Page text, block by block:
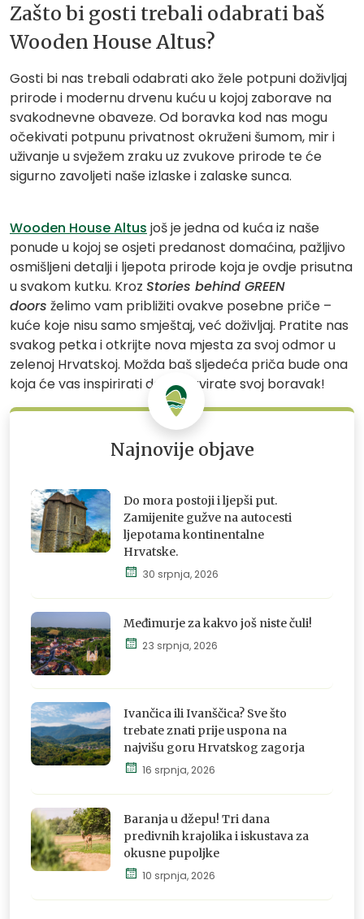
Zašto bi gosti trebali odabrati baš
Wooden House Altus?
Gosti bi nas trebali odabrati ako žele potpuni doživljaj
prirode i modernu drvenu kuću u kojoj zaborave na
svakodnevne obaveze. Od boravka kod nas mogu
očekivati potpunu privatnost okruženi šumom, mir i
uživanje u svježem zraku uz zvukove prirode te će
sigurno zavoljeti naše izlaske i zalaske sunca.
Wooden House Altus još je jedna od kuća iz naše
ponude u kojoj se osjeti predanost domaćina, pažljivo
osmišljeni detalji i ljepota prirode koja je ovdje prisutna
u svakom kutku. Kroz Stories behind GREEN
doors želimo vam približiti ovakve posebne priče –
kuće koje nisu samo smještaj, već doživljaj. Pratite nas
svakog petka i otkrijte nova mjesta za svoj odmor u
zelenoj Hrvatskoj. Možda baš sljedeća priča bude ona
koja će vas inspirirati da rezervirate svoj boravak!
Najnovije objave
doživi
Do mora postoji i ljepši put.
Zamijenite gužve na autocesti
ljepotama kontinentalne
Hrvatske.
30 srpnja, 2026
Istraži,
osjeti i
doživi
Međimurje za kakvo još niste čuli!
23 srpnja, 2026
osjeti i
doživi
Ivančica ili Ivanščica? Sve što
trebate znati prije uspona na
najvišu goru Hrvatskog zagorja
16 srpnja, 2026
osjeti i
Baranja u džepu! Tri dana
predivnih krajolika i iskustava za
okusne pupoljke
10 srpnja, 2026